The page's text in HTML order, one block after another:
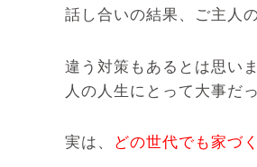
話し合いの結果、ご主人
違う対策もあるとは思い
人の人生にとって大事だ
実は、 どの世代でも家づ